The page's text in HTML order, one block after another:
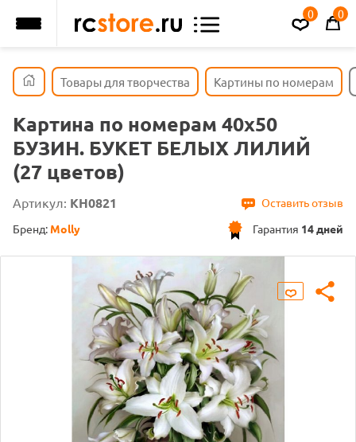
0 0
Товары для творчества Картины по номерам
Картина по номерам 40х50
БУЗИН. БУКЕТ БЕЛЫХ ЛИЛИЙ
(27 цветов)
Артикул: KH0821
Оставить отзыв
Гарантия 14 дней
Бренд: Molly